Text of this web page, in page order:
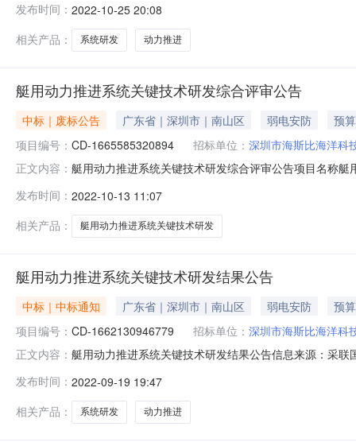
统关键技术研发（项目编号：CD-1665585320894）采
发布时间： 2022-10-25 20:08
相关产品：
系统研发 动力推进
艇用动力推进系统关键技术研发综合评审公告
中标｜废标公告 广东省｜深圳市｜南山区 弱电安防
预
项目编号： CD-1665585320894 招标单位： 深圳市海斯比海洋科
正文内容： 艇用动力推进系统关键技术研发综合评审公告项目名称
否报价是否含税是成交方式综合评分法报价次数2报价间
发布时间： 2022-10-13 11:07
相关产品：
艇用动力推进系统关键技术研发
艇用动力推进系统关键技术研发结果公告
中标｜中标通知 广东省｜深圳市｜南山区 弱电安防
预
项目编号： CD-1662130946779 招标单位： 深圳市海斯比海洋科
正文内容： 艇用动力推进系统关键技术研发结果公告信息来源：采
统关键技术研发（项目编号：CD-1662130946779）采
发布时间： 2022-09-19 19:47
相关产品：
系统研发 动力推进